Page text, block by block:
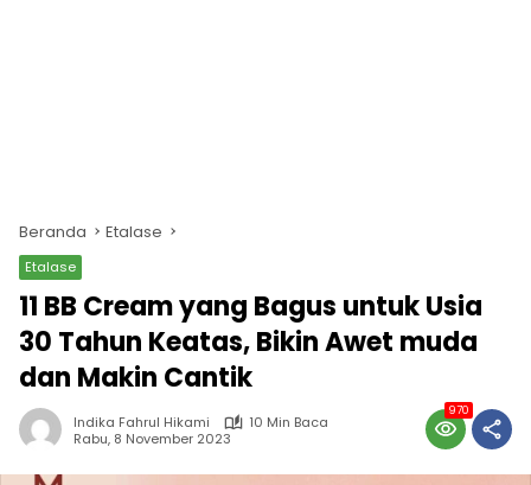
Beranda Etalase
Etalase
11 BB Cream yang Bagus untuk Usia
30 Tahun Keatas, Bikin Awet muda
dan Makin Cantik
Indika Fahrul Hikami
10 Min Baca
Rabu, 8 November 2023
970